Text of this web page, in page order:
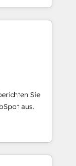
Sie
aus.